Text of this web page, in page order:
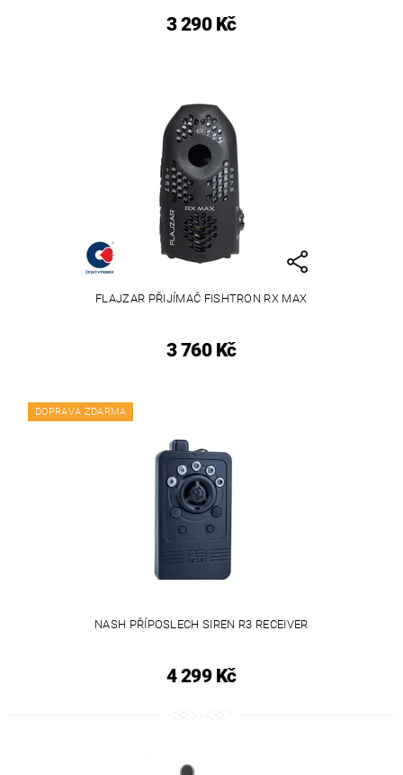
3 290 Kč
FLAJZAR PŘIJÍMAČ FISHTRON RX MAX
3 760 Kč
DOPRAVA ZDARMA
NASH PŘÍPOSLECH SIREN R3 RECEIVER
4 299 Kč